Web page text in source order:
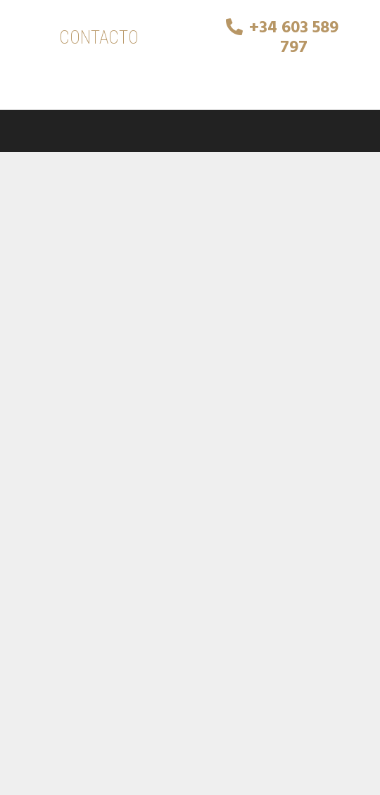
CONTACTO +34 603 589
797